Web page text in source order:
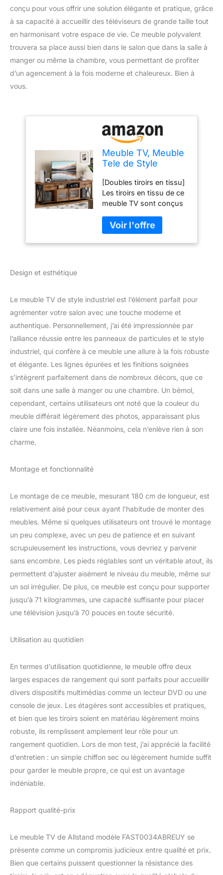
conçu pour vous offrir une solution élégante et pratique, grâce
à sa capacité à accueillir des téléviseurs de grande taille tout
en harmonisant votre espace de vie. Ce meuble polyvalent
trouvera sa place aussi bien dans le salon que dans la salle à
manger ou même la chambre, vous permettant de profiter
d’un agencement à la fois moderne et chaleureux. Bien à
vous.
Meuble TV, Meuble
Tele de Style
180 cm avec Deux
Meubles, pour
Téléviseurs
60/65/70 Pouces,
Meuble télé en Bois
pour Salon, Salle à
Manger et Chambre
[Doubles tiroirs en tissu]
Les tiroirs en tissu de ce
meuble TV sont conçus
respirabilité, avec une
surface douce qui
permet la circulation de
risques de blessures
acrylique] Ce meuble TV
mesure 180 x 40 x 60
cm. Les portes en
acrylique transparent
offrent un design simple
et pratique, alliant
rangement et esthétique.
La structure ouverte
accueille facilement des
appareils tels que des
DVD et une PS5.
des câbles à l'arrière,
permettant d'organiser et
de dissimuler les câbles.
l'encombrement visuel et
crée un espace plus
organisé. Les supports
ouverts de chaque côté
rangement pratique pour
une barre de son,
garantissant un accès
de haute qualité et de
durables pour une
sensation de richesse et
de durabilité. Le cadre
métallique en X sur les
côtés améliore à la fois
l'esthétique et la stabilité.
Avec une capacité de
charge maximale de 70
kg, il peut supporter
optimale. [Assemblage
facile et service client]
Nous veillons à ce que
Design et esthétique
Le meuble TV de style industriel est l’élément parfait pour
agrémenter votre salon avec une touche moderne et
authentique. Personnellement, j’ai été impressionnée par
l’alliance réussie entre les panneaux de particules et le style
industriel, qui confère à ce meuble une allure à la fois robuste
et élégante. Les lignes épurées et les finitions soignées
s’intègrent parfaitement dans de nombreux décors, que ce
soit dans une salle à manger ou une chambre. Un bémol,
cependant, certains utilisateurs ont noté que la couleur du
meuble différait légèrement des photos, apparaissant plus
claire une fois installée. Néanmoins, cela n’enlève rien à son
charme.
Montage et fonctionnalité
Le montage de ce meuble, mesurant 180 cm de longueur, est
relativement aisé pour ceux ayant l’habitude de monter des
meubles. Même si quelques utilisateurs ont trouvé le montage
un peu complexe, avec un peu de patience et en suivant
scrupuleusement les instructions, vous devriez y parvenir
sans encombre. Les pieds réglables sont un véritable atout, ils
permettent d’ajuster aisément le niveau du meuble, même sur
un sol irrégulier. De plus, ce meuble est conçu pour supporter
jusqu’à 71 kilogrammes, une capacité suffisante pour placer
une télévision jusqu’à 70 pouces en toute sécurité.
Utilisation au quotidien
En termes d’utilisation quotidienne, le meuble offre deux
larges espaces de rangement qui sont parfaits pour accueillir
divers dispositifs multimédias comme un lecteur DVD ou une
console de jeux. Les étagères sont accessibles et pratiques,
et bien que les tiroirs soient en matériau légèrement moins
robuste, ils remplissent amplement leur rôle pour un
rangement quotidien. Lors de mon test, j’ai apprécié la facilité
d’entretien : un simple chiffon sec ou légèrement humide suffit
pour garder le meuble propre, ce qui est un avantage
indéniable.
Rapport qualité-prix
Le meuble TV de Allstand modèle FAST0034ABREUY se
présente comme un compromis judicieux entre qualité et prix.
Bien que certains puissent questionner la résistance des